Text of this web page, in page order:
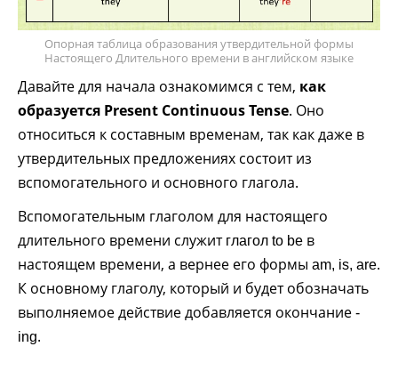
Опорная таблица образования утвердительной формы
Настоящего Длительного времени в английском языке
Давайте для начала ознакомимся с тем, как
образуется Present Continuous Tense. Оно
относиться к составным временам, так как даже в
утвердительных предложениях состоит из
вспомогательного и основного глагола.
Вспомогательным глаголом для настоящего
длительного времени служит глагол to be в
настоящем времени, а вернее его формы am, is, are.
К основному глаголу, который и будет обозначать
выполняемое действие добавляется окончание -
ing.